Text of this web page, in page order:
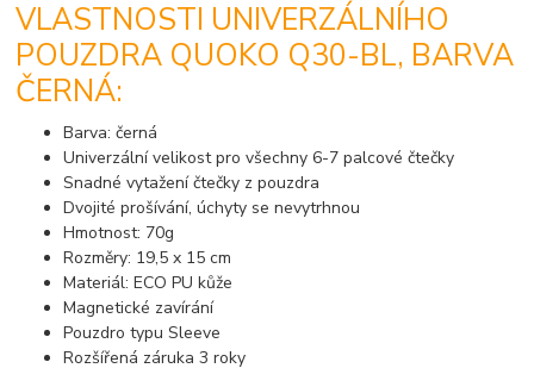
VLASTNOSTI UNIVERZÁLNÍHO
POUZDRA QUOKO Q30-BL, BARVA
ČERNÁ:
Barva: černá
Univerzální velikost pro všechny 6-7 palcové čtečky
Snadné vytažení čtečky z pouzdra
Dvojité prošívání, úchyty se nevytrhnou
Hmotnost: 70g
Rozměry: 19,5 x 15 cm
Materiál: ECO PU kůže
Magnetické zavírání
Pouzdro typu Sleeve
Rozšířená záruka 3 roky